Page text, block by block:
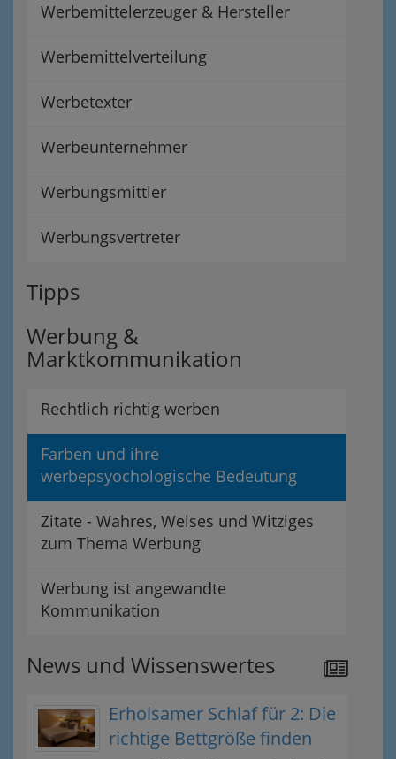
Werbemittelerzeuger & Hersteller
Werbemittelverteilung
Werbetexter
Werbeunternehmer
Werbungsmittler
Werbungsvertreter
Tipps
Werbung &
Marktkommunikation
Rechtlich richtig werben
Farben und ihre
werbepsyochologische Bedeutung
Zitate - Wahres, Weises und Witziges
zum Thema Werbung
Werbung ist angewandte
Kommunikation
News und Wissenswertes
Erholsamer Schlaf für 2: Die
richtige Bettgröße finden